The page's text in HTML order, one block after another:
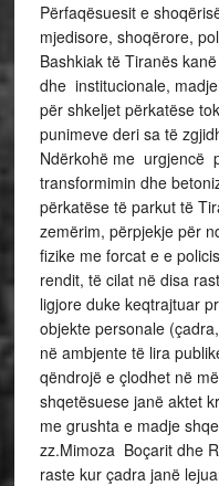
Përfaqësuesit e
mjedisore, shoqërore,
Bashkiak të Tiranës
dhe institucionale,
për shkeljet përkatëse
punimeve deri sa të
Ndërkohë me urgjencë
transformimin dhe
përkatëse të parkut të
zemërim, përpjekje për
fizike me forcat e e
rendit, të cilat në disa
ligjore duke keqtrajtuar
objekte personale
në ambjente të lira
qëndrojë e çlodhet në
shqetësuese janë aktet
me grushta e madje
zz.Mimoza Boçarit dhe
raste kur çadra janë